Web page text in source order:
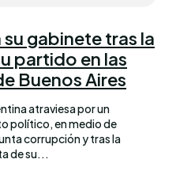
su gabinete tras la
partido en las
Buenos Aires
atraviesa por un
político, en medio de
corrupción y tras la
de su...